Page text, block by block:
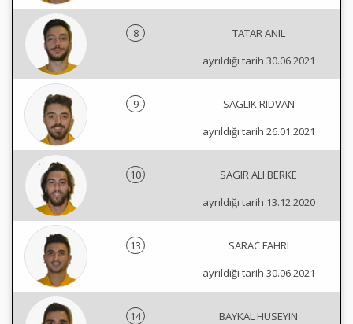
8
TATAR ANIL
ayrıldığı tarih 30.06.2021
9
SAGLIK RIDVAN
ayrıldığı tarih 26.01.2021
10
SAGIR ALI BERKE
ayrıldığı tarih 13.12.2020
13
SARAC FAHRI
ayrıldığı tarih 30.06.2021
14
BAYKAL HUSEYIN